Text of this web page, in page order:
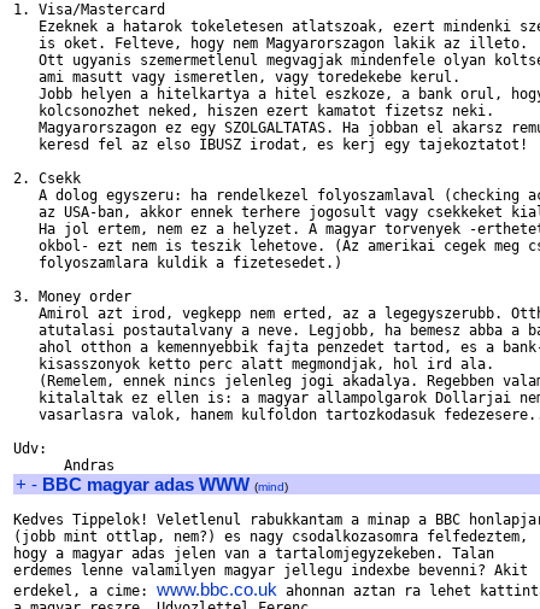
1. Visa/Mastercard
Ezeknek a hatarok tokeletesen atlatszoak, ezert mindenki
   is oket. Felteve, hogy nem Magyarorszagon lakik az illeto.
Ott ugyanis szemermetlenul megvagjak mindenfele olyan
   ami masutt vagy ismeretlen, vagy toredekebe kerul.
Jobb helyen a hitelkartya a hitel eszkoze, a bank orul,
   kolcsonozhet neked, hiszen ezert kamatot fizetsz neki.
Magyarorszagon ez egy SZOLGALTATAS. Ha jobban el akarsz
   keresd fel az elso IBUSZ irodat, es kerj egy tajekoztatot!
2. Csekk
A dolog egyszeru: ha rendelkezel folyoszamlaval (checking
az USA-ban, akkor ennek terhere jogosult vagy csekkeket
Ha jol ertem, nem ez a helyzet. A magyar torvenyek -
okbol- ezt nem is teszik lehetove. (Az amerikai cegek meg
   folyoszamlara kuldik a fizetesedet.)
3. Money order
Amirol azt irod, vegkepp nem erted, az a legegyszerubb.
atutalasi postautalvany a neve. Legjobb, ha bemesz abba a
ahol otthon a kemennyebbik fajta penzedet tartod, es a
   kisasszonyok ketto perc alatt megmondjak, hol ird ala.
(Remelem, ennek nincs jelenleg jogi akadalya. Regebben
kitalaltak ez ellen is: a magyar allampolgarok Dollarjai
vasarlasra valok, hanem kulfoldon tartozkodasuk
Udv:
+ - BBC magyar adas WWW (mind)
Kedves Tippelok! Veletlenul rabukkantam a minap a BBC
(jobb mint ottlap, nem?) es nagy csodalkozasomra felfedeztem,
hogy a magyar adas jelen van a tartalomjegyzekeben. Talan
erdemes lenne valamilyen magyar jellegu indexbe bevenni? Akit
erdekel, a cime: www.bbc.co.uk ahonnan aztan ra lehet